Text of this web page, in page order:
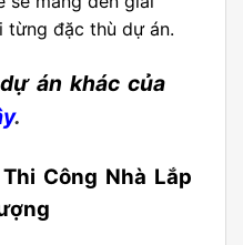
từng đặc thù dự án.
án khác của
.
Công Nhà Lắp